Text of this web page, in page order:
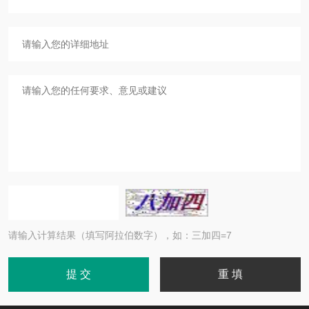
请输入计算结果（填写阿拉伯数字），如：三加四=7